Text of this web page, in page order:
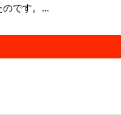
です。...